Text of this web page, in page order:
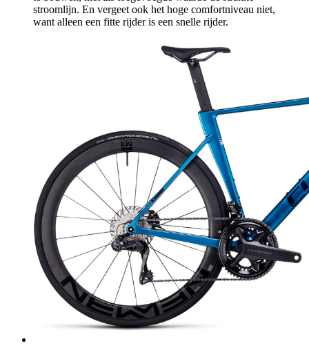
stroomlijn. En vergeet ook het hoge comfortniveau niet,
want alleen een fitte rijder is een snelle rijder.